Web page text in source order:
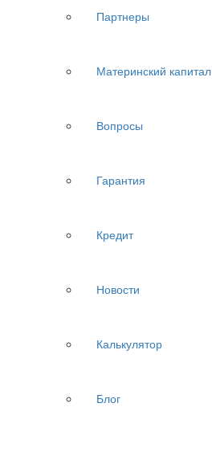
Партнеры
Материнский капитал
Вопросы
Гарантия
Кредит
Новости
Калькулятор
Блог